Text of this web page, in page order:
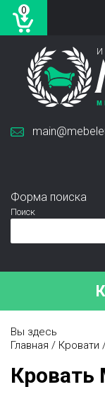
0
Форма поиска
Поиск
Вы здесь
Главная / Кровати